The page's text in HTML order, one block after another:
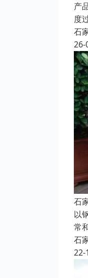
产
度
石
26-
石
以
常
石
22-